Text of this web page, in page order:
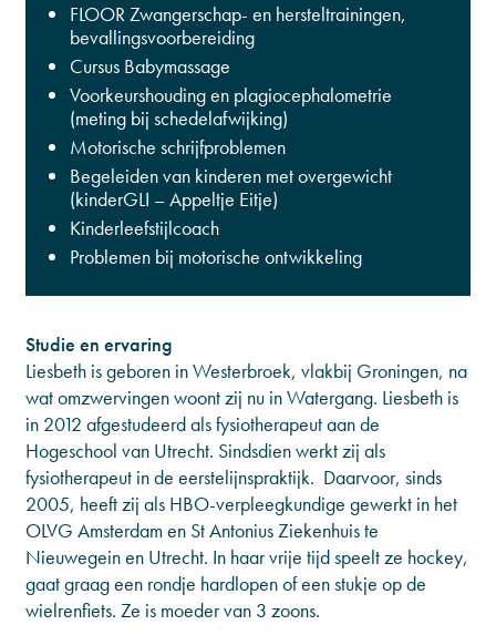
FLOOR Zwangerschap- en hersteltrainingen,
bevallingsvoorbereiding
Cursus Babymassage
Voorkeurshouding en plagiocephalometrie
(meting bij schedelafwijking)
Motorische schrijfproblemen
Begeleiden van kinderen met overgewicht
(kinderGLI – Appeltje Eitje)
Kinderleefstijlcoach
Problemen bij motorische ontwikkeling
Studie en ervaring
Liesbeth is geboren in Westerbroek, vlakbij Groningen, na
wat omzwervingen woont zij nu in Watergang. Liesbeth is
in 2012 afgestudeerd als fysiotherapeut aan de
Hogeschool van Utrecht. Sindsdien werkt zij als
fysiotherapeut in de eerstelijnspraktijk. Daarvoor, sinds
2005, heeft zij als HBO-verpleegkundige gewerkt in het
OLVG Amsterdam en St Antonius Ziekenhuis te
Nieuwegein en Utrecht. In haar vrije tijd speelt ze hockey,
gaat graag een rondje hardlopen of een stukje op de
wielrenfiets. Ze is moeder van 3 zoons.